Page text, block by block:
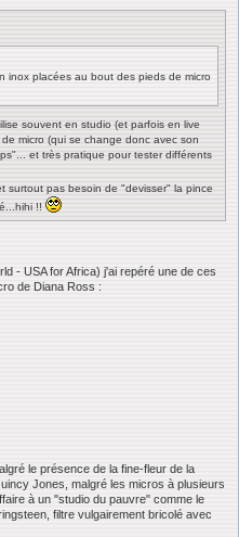
inox placées au bout des pieds de micro
souvent en studio (et parfois en live
micro (qui se change donc avec son
et très pratique pour tester différents
surtout pas besoin de "devisser" la pince
!!
- USA for Africa) j'ai repéré une de ces
de Diana Ross :
le présence de la fine-fleur de la
Jones, malgré les micros à plusieurs
à un "studio du pauvre" comme le
filtre vulgairement bricolé avec